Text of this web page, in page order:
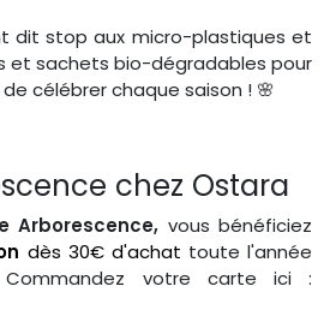
dit stop aux micro-plastiques et
et sachets bio-dégradables pour
célébrer chaque saison ! 🌸
chez Ostara
Arborescence, vous bénéficiez
dès 30€ d'achat toute l'année
votre carte ici :